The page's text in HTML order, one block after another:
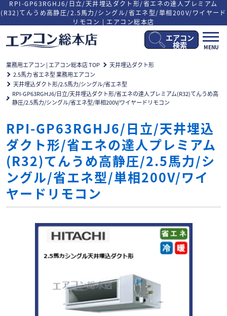
RPI-GP63RGHJ6/日立/天井埋込ダクト形/省エネの達人プレミアム
(R32)てんうめ高静圧/2.5馬力/シングル/省エネ型/単相200V/ワイヤード
リモコン | エアコン総本店
メ
ニ
閉
MENU
エアコン
検索
業務用エアコン | エアコン総本店 TOP
天井埋込ダクト形
2.5馬力 省エネ型 業務用エアコン
天井埋込ダクト形/2.5馬力/シングル/省エネ型
RPI-GP63RGHJ6/日立/天井埋込ダクト形/省エネの達人プレミアム(R32)てんうめ高
静圧/2.5馬力/シングル/省エネ型/単相200V/ワイヤードリモコン
RPI-GP63RGHJ6/日立/天井埋込
ダクト形/省エネの達人プレミアム
(R32)てんうめ高静圧/2.5馬力/シ
ングル/省エネ型/単相200V/ワイ
ヤードリモコン